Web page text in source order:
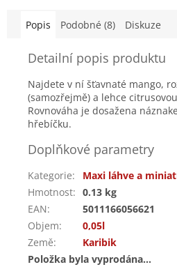
Popis Podobné (8) Diskuze
Detailní popis produktu
Najdete v ní šťavnaté mango,
(samozřejmě) a lehce
Rovnováha je dosažena
hřebíčku.
Doplňkové parametry
Kategorie:
Maxi láhve a
Hmotnost: 0.13 kg
EAN:
5011166056621
Objem:
0,05l
Země:
Karibik
Položka byla vyprodána…